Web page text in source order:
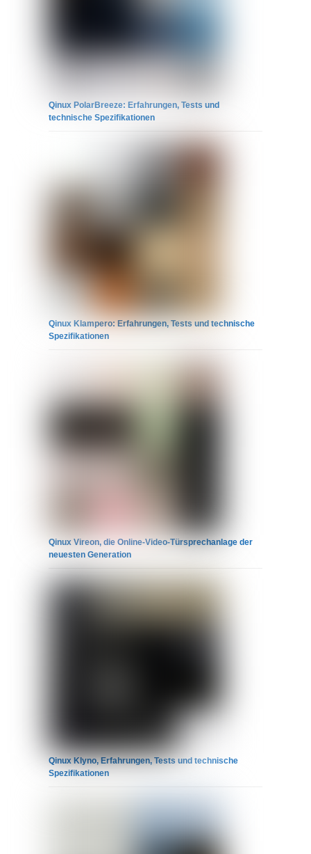
Qinux PolarBreeze: Erfahrungen, Tests und
technische Spezifikationen
Qinux Klampero: Erfahrungen, Tests und technische
Spezifikationen
Qinux Vireon, die Online-Video-Türsprechanlage der
neuesten Generation
Qinux Klyno, Erfahrungen, Tests und technische
Spezifikationen